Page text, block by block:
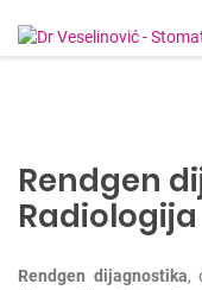
Rendgen
Radiologija
Rendgen dijagnostika,